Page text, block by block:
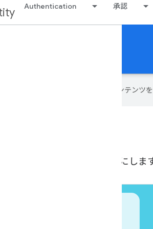
Authentication 承認
情報の確認
Google は AI 技術を使用して、コンテンツ
報による 2 要素認証を有効にします